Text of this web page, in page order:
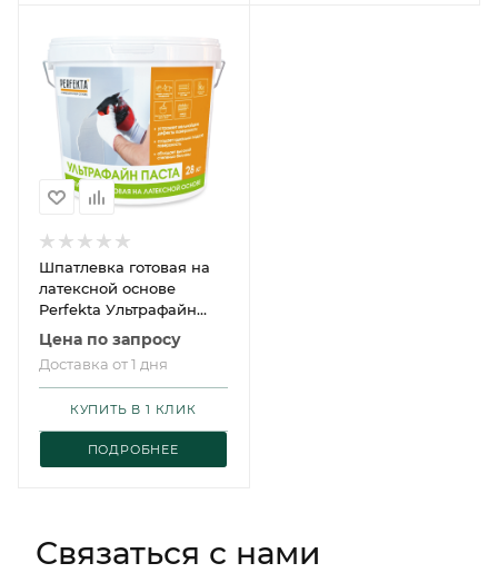
Шпатлевка готовая на
латексной основе
Perfekta Ультрафайн
Паста
Цена по запросу
Доставка от 1 дня
ПОДРОБНЕЕ
КУПИТЬ В 1 КЛИК
Связаться с нами